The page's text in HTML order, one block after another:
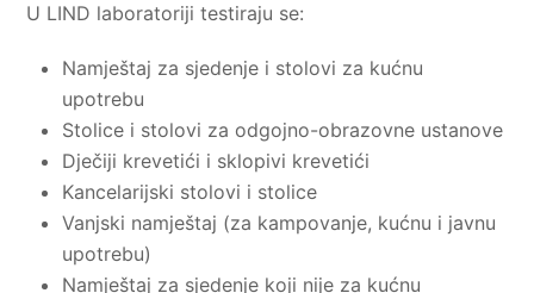
U LIND laboratoriji testiraju se:
Namještaj za sjedenje i stolovi za kućnu
upotrebu
Stolice i stolovi za odgojno-obrazovne ustanove
Dječiji krevetići i sklopivi krevetići
Kancelarijski stolovi i stolice
Vanjski namještaj (za kampovanje, kućnu i javnu
upotrebu)
Namještaj za sjedenje koji nije za kućnu